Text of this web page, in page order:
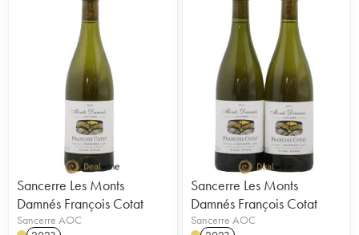
Sancerre Les Monts
Damnés François Cotat
Sancerre AOC
Sancerre Les Monts
Damnés François Cotat
Sancerre AOC